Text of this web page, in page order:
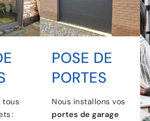
tous
:
POSE DE
PORTES
Nous installons vos
portes de garage